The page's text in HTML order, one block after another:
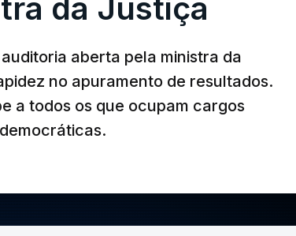
da Justiça
aberta pela ministra da
no apuramento de resultados.
a todos os que ocupam cargos